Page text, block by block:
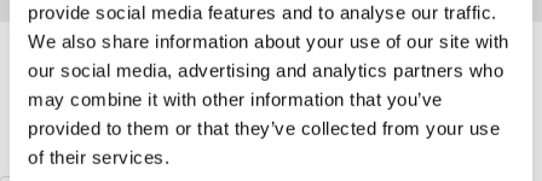
provide social media features and to analyse our traffic.
We also share information about your use of our site with
our social media, advertising and analytics partners who
may combine it with other information that you’ve
provided to them or that they’ve collected from your use
of their services.
Target information, Synonyms, Latest
references
Haben Sie etwas anderes gesucht?